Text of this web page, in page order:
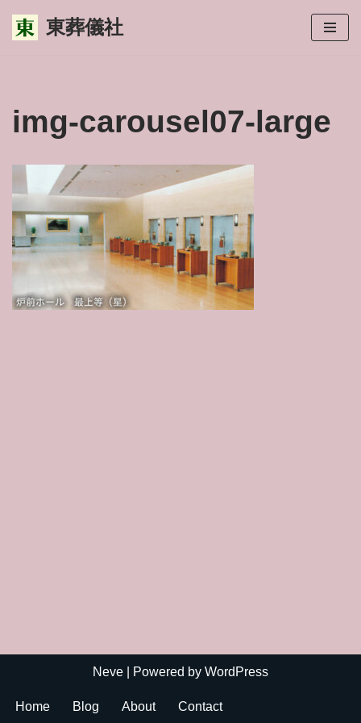
コ
ン
ツ
キ
ッ
プ
東葬儀社
img-carousel07-large
Neve | Powered by WordPress
Home Blog About Contact